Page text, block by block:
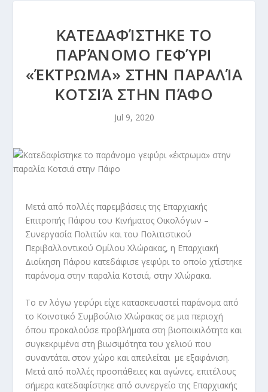
ΚΑΤΕΔΑΦΊΣΤΗΚΕ ΤΟ
ΠΑΡΆΝΟΜΟ ΓΕΦΎΡΙ
«ΈΚΤΡΩΜΑ» ΣΤΗΝ ΠΑΡΑΛΊΑ
ΚΟΤΣΙΆ ΣΤΗΝ ΠΆΦΟ
Jul 9, 2020
Μετά από πολλές παρεμβάσεις της Επαρχιακής
Επιτροπής Πάφου του Κινήματος Οικολόγων –
Συνεργασία Πολιτών και του Πολιτιστικού
Περιβαλλοντικού Ομίλου Χλώρακας, η Επαρχιακή
Διοίκηση Πάφου κατεδάφισε γεφύρι το οποίο χτίστηκε
παράνομα στην παραλία Κοτσιά, στην Χλώρακα.
Το εν λόγω γεφύρι είχε κατασκευαστεί παράνομα από
το Κοινοτικό Συμβούλιο Χλώρακας σε μια περιοχή
όπου προκαλούσε προβλήματα στη βιοποικιλότητα και
συγκεκριμένα στη βιωσιμότητα του χελιού που
συναντάται στον χώρο και απειλείται με εξαφάνιση.
Μετά από πολλές προσπάθειες και αγώνες, επιτέλους
σήμερα κατεδαφίστηκε από συνεργείο της Επαρχιακής